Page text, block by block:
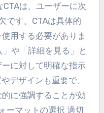
CTAは、ユーザーに次
です。CTAは具体的
用する必要がありま
や「詳細を見る」と
に対して明確な指示
デザインも重要で、
に強調することが効
ーマットの選択 適切